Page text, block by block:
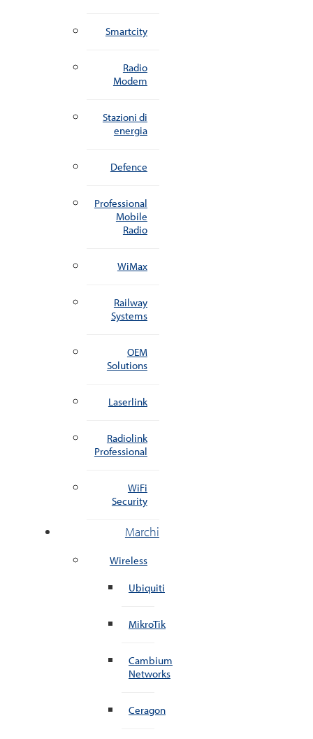
Smartcity
Radio
Modem
Stazioni di
energia
Defence
Professional
Mobile
Radio
WiMax
Railway
Systems
OEM
Solutions
Laserlink
Radiolink
Professional
WiFi
Security
Marchi
Wireless
Ubiquiti
MikroTik
Cambium
Networks
Ceragon